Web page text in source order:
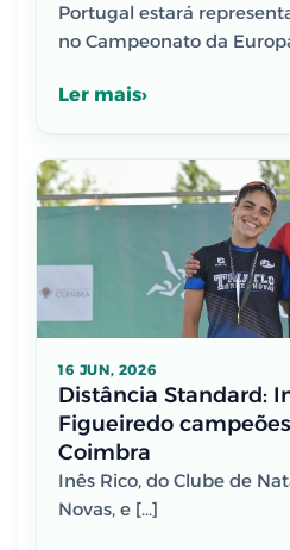
Portugal estará
no Campeonato da
Ler mais
16 JUN, 2026
Distância Standard:
Figueiredo
Coimbra
Inês Rico, do Clube de
Novas, e […]